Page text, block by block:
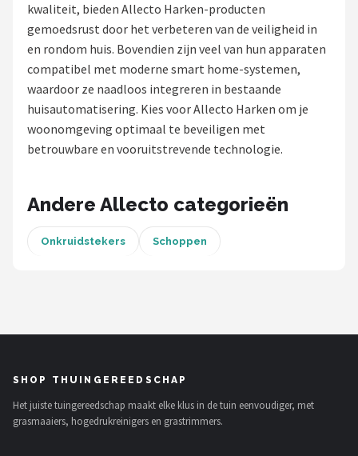
Grastrimmers
Onkruidbranders
Shop
To the South
GARDENA
Talen Tools
Makita
kwaliteit, bieden Allecto Harken-producten
gemoedsrust door het verbeteren van de veiligheid in
en rondom huis. Bovendien zijn veel van hun apparaten
compatibel met moderne smart home-systemen,
waardoor ze naadloos integreren in bestaande
huisautomatisering. Kies voor Allecto Harken om je
woonomgeving optimaal te beveiligen met
betrouwbare en vooruitstrevende technologie.
Andere Allecto categorieën
Onkruidstekers Schoppen
SHOP THUINGEREEDSCHAP
Het juiste tuingereedschap maakt elke klus in de tuin eenvoudiger, met
grasmaaiers, hogedrukreinigers en grastrimmers.